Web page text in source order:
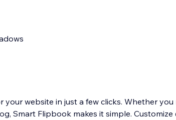
website in just a few clicks. Whether you
Smart Flipbook makes it simple. Customize